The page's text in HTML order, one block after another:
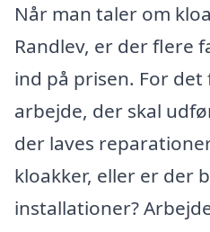
Når man taler om
Randlev, er der flere
ind på prisen. For
arbejde, der skal
der laves
kloakker, eller er der
installationer?